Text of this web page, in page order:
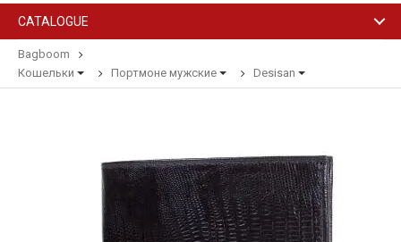
CATALOGUE
Bagboom
Кошельки
Портмоне мужские Desisan